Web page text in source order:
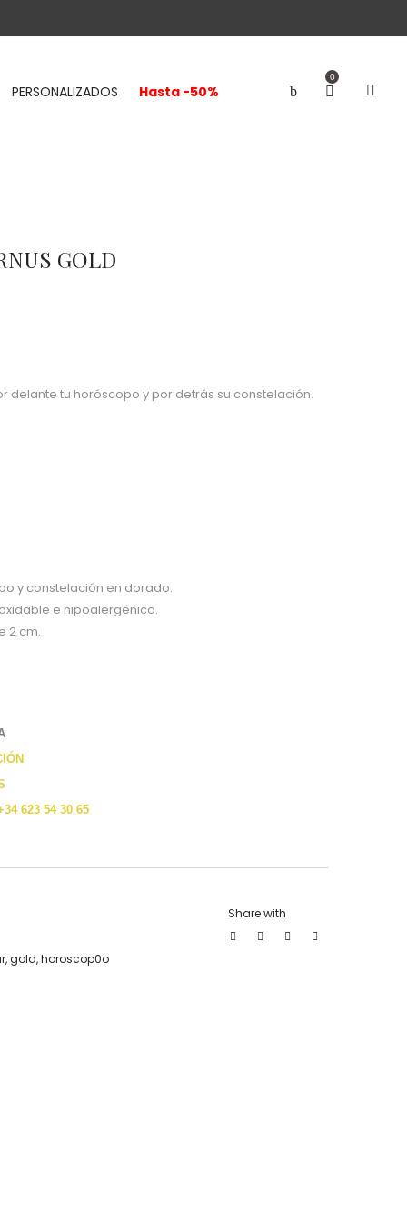
0
PERSONALIZADOS
Hasta -50%
GOLD
delante tu horóscopo y por detrás su constelación.
y constelación en dorado.
e hipoalergénico.
2 cm.
623 54 30 65
,gold,horoscop0o
Share with